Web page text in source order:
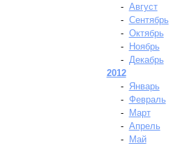
- Август
- Сентябрь
- Октябрь
-
Ноябрь
- Декабрь
2012
-
Январь
- Февраль
-
Март
- Апрель
-
Май